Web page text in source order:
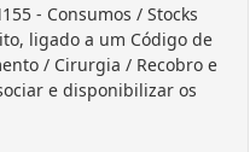
- Consumos / Stocks
ligado a um Código de
/ Cirurgia / Recobro e
e disponibilizar os